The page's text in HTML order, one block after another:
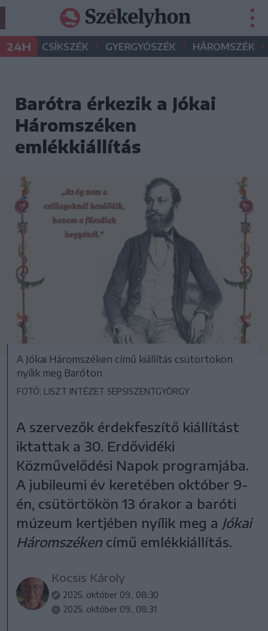
24H CSÍKSZÉK • GYERGYÓSZÉK • HÁROMSZÉK •
Barótra érkezik a Jókai
Háromszéken
emlékkiállítás
A Jókai Háromszéken című kiállítás csütörtökön
nyílik meg Baróton
FOTÓ: LISZT INTÉZET SEPSISZENTGYÖRGY
A szervezők érdekfeszítő kiállítást
iktattak a 30. Erdővidéki
Közművelődési Napok programjába.
A jubileumi év keretében október 9-
én, csütörtökön 13 órakor a baróti
múzeum kertjében nyílik meg a Jókai
Háromszéken című emlékkiállítás.
Kocsis Károly
2025. október 09., 08:30
2025. október 09., 08:31